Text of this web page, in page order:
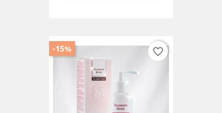
-15% favorite_border